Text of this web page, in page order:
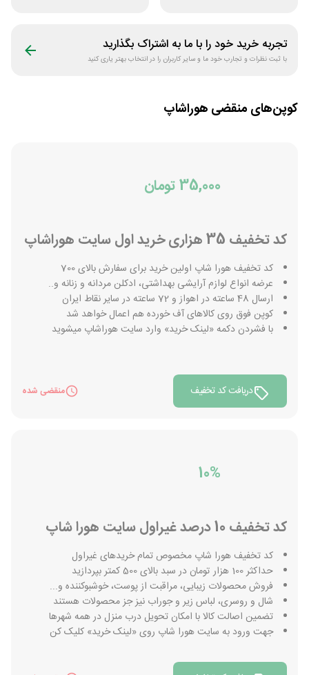
تجربه خرید خود را با ما به اشتراک بگذارید
با ثبت نظرات و تجارب خود ما و سایر کاربران را در انتخاب بهتر یاری کنید
کوپن‌های منقضی هوراشاپ
35,000 تومان
کد تخفیف 35 هزاری خرید اول سایت هوراشاپ
کد تخفیف هورا شاپ اولین خرید برای سفارش بالای 700
عرضه انواع لوازم آرایشی بهداشتی، ادکلن مردانه و زنانه و..
ارسال 48 ساعته در اهواز و 72 ساعته در سایر نقاط ایران
کوپن فوق روی کالاهای آف خورده هم اعمال خواهد شد
با فشردن دکمه «لینک خرید» وارد سایت هوراشاپ میشوید
دریافت کد تخفیف منقضی شده
10%
کد تخفیف 10 درصد غیراول سایت هورا شاپ
کد تخفیف هورا شاپ مخصوص تمام خریدهای غیراول
حداکثر 100 هزار تومان در سبد بالای 500 کمتر بپردازید
فروش محصولات زیبایی، مراقبت از پوست، خوشبوکننده و...
شال و روسری، لباس زیر و جوراب نیز جز محصولات هستند
تضمین اصالت کالا با امکان تحویل درب منزل در همه شهرها
جهت ورود به سایت هورا شاپ روی «لینک خرید» کلیک کن